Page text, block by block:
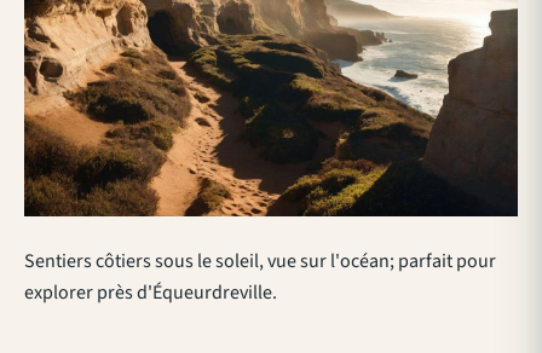
Sentiers côtiers sous le soleil, vue sur l'océan; parfait pour
explorer près d'Équeurdreville.